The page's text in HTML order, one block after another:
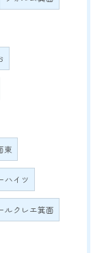
東
ハイツ
ルクレエ箕面